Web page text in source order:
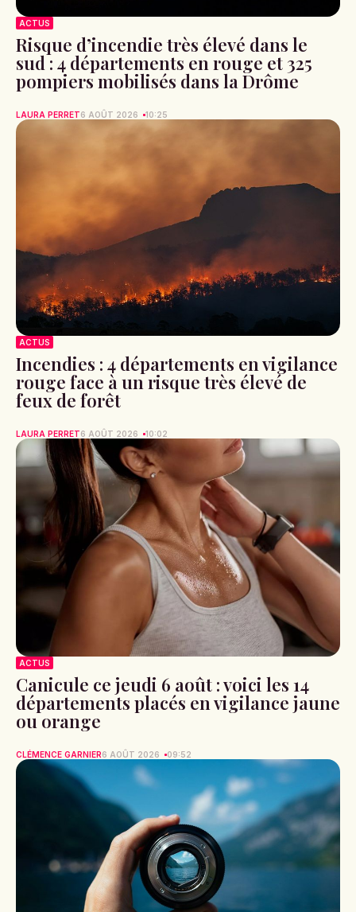
ACTUS
Risque d’incendie très élevé dans le
sud : 4 départements en rouge et 325
pompiers mobilisés dans la Drôme
LAURA PERRET6 AOÛT 2026 10:25
ACTUS
Incendies : 4 départements en vigilance
rouge face à un risque très élevé de
feux de forêt
LAURA PERRET6 AOÛT 2026 10:02
ACTUS
Canicule ce jeudi 6 août : voici les 14
départements placés en vigilance jaune
ou orange
CLÉMENCE GARNIER6 AOÛT 2026 09:52